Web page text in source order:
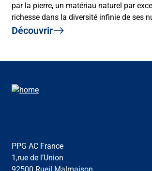
par la pierre, un matériau naturel par
richesse dans la diversité infinie de ses
Découvrir
PPG AC France
1,rue de l’Union